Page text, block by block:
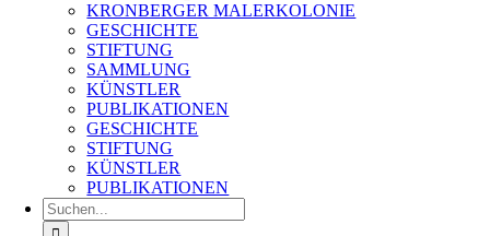
KRONBERGER MALERKOLONIE
GESCHICHTE
STIFTUNG
SAMMLUNG
KÜNSTLER
PUBLIKATIONEN
GESCHICHTE
STIFTUNG
KÜNSTLER
PUBLIKATIONEN
Suche
nach: